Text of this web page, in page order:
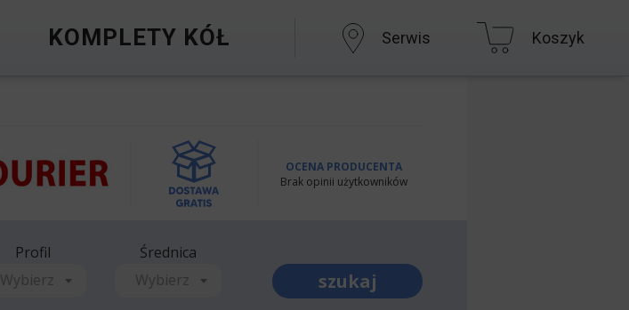
KOMPLETY KÓŁ Serwis Koszyk
OCENA PRODUCENTA
Brak opinii użytkowników
Profil
Wybierz
Średnica
Wybierz
szukaj